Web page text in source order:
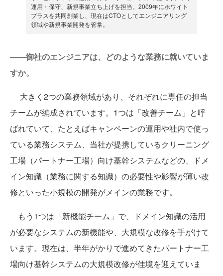
運用・保守、新規事業立ち上げを担当。2009年にホワイト
プラスを共同創業し、現在はCTOとしてエンジニアリング
領域や新規事業開発を管掌。
――御社のエンジニアは、どのような業務に就いていま
すか。
大きく2つの業務領域があり、それぞれに専任の担当
チームが編成されています。1つは「改善チーム」と呼
ばれていて、たとえばキャンペーンの運用や社内で使っ
ている業務システム、当社が提携しているクリーニング
工場（パートナー工場）向け基幹システムなどの、ドメ
イン知識（業務に関する知識）の必要性や影響が薄い改
修といった小規模の開発がメインの業務です。
もう1つは「新機能チーム」で、ドメイン知識の活用
が必要なシステムの新機能や、大規模な改修を手がけて
います。現在は、半年がかりで進めてきたパートナー工
場向け基幹システムの大規模改修が佳境を迎えていま